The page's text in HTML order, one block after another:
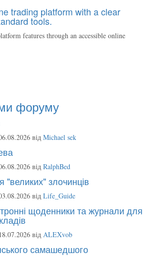
trading platform with a clear
tools.
features through an accessible online
форуму
від Michael sek
від RalphBed
"великих" злочинців
від Life_Guide
щоденники та журнали для
від ALEXvob
самашедшого